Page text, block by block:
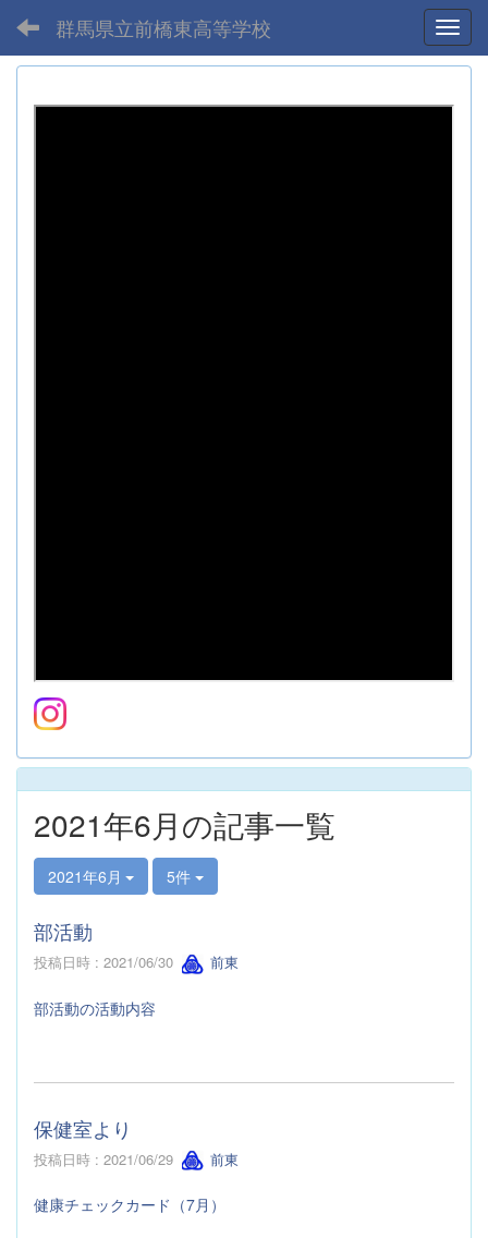
群馬県立前橋東高等学校
2021年6月の記事一覧
2021年6月 5件
部活動
投稿日時 : 2021/06/30 前東
部活動の活動内容
保健室より
投稿日時 : 2021/06/29 前東
健康チェックカード（7月）